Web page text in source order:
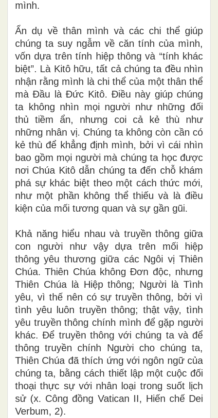
mình.
Ẩn dụ về thân mình và các chi thể giúp
chúng ta suy ngẫm về căn tính của mình,
vốn dựa trên tính hiệp thông và “tính khác
biệt”. Là Kitô hữu, tất cả chúng ta đều nhìn
nhận rằng mình là chi thể của một thân thể
mà Đầu là Đức Kitô. Điều này giúp chúng
ta không nhìn mọi người như những đối
thủ tiềm ẩn, nhưng coi cả kẻ thù như
những nhân vị. Chúng ta không còn cần có
kẻ thù để khẳng định mình, bởi vì cái nhìn
bao gồm mọi người mà chúng ta học được
nơi Chúa Kitô dẫn chúng ta đến chỗ khám
phá sự khác biệt theo một cách thức mới,
như một phần không thể thiếu và là điều
kiện của mối tương quan và sự gần gũi.
Khả năng hiểu nhau và truyền thông giữa
con người như vậy dựa trên mối hiệp
thông yêu thương giữa các Ngôi vị Thiên
Chúa. Thiên Chúa không Đơn độc, nhưng
Thiên Chúa là Hiệp thông; Người là Tình
yêu, vì thế nên có sự truyền thông, bởi vì
tình yêu luôn truyền thông; thật vậy, tình
yêu truyền thông chính mình để gặp người
khác. Để truyền thông với chúng ta và để
thông truyền chính Người cho chúng ta,
Thiên Chúa đã thích ứng với ngôn ngữ của
chúng ta, bằng cách thiết lập một cuộc đối
thoại thực sự với nhân loại trong suốt lịch
sử (x. Công đồng Vatican II, Hiến chế Dei
Verbum, 2).